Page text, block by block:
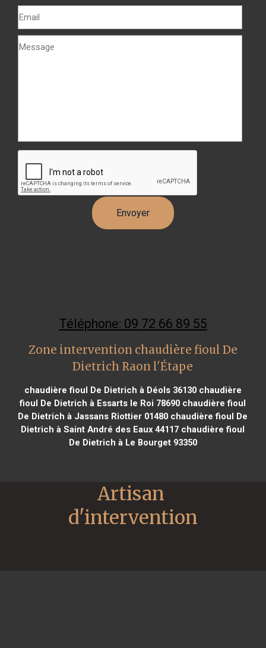
Téléphone: 09 72 66 89 55
Zone intervention chaudière fioul De
Dietrich Raon l'Étape
chaudière fioul De Dietrich à Déols 36130chaudière
fioul De Dietrich à Essarts le Roi 78690 chaudière fioul
De Dietrich à Jassans Riottier 01480 chaudière fioul De
Dietrich à Saint André des Eaux 44117 chaudière fioul
De Dietrich à Le Bourget 93350
Artisan
d'intervention